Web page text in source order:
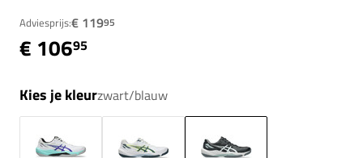
Adviesprijs:€ 11995
€ 10695
Kies je kleurzwart/blauw